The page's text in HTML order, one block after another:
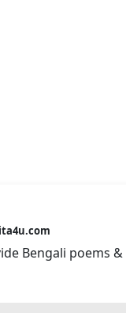
Bengali poems